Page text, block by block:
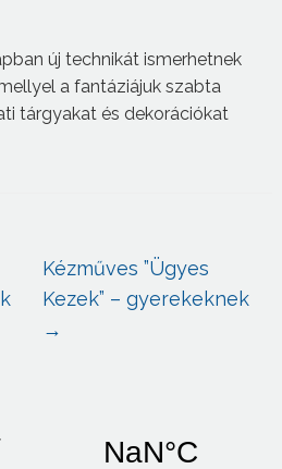
új technikát ismerhetnek
a fantáziájuk szabta
tárgyakat és dekorációkat
Kézműves ”Ügyes
Kezek” – gyerekeknek
→